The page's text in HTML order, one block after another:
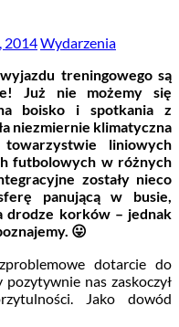
2014Wydarzenia
treningowego są
Już nie możemy się
boisko i spotkania z
niezmiernie klimatyczna
liniowych
futbolowych w różnych
zostały nieco
panującą w busie,
drodze korków – jednak
😛
dotarcie do
pozytywnie nas zaskoczył
Jako dowód